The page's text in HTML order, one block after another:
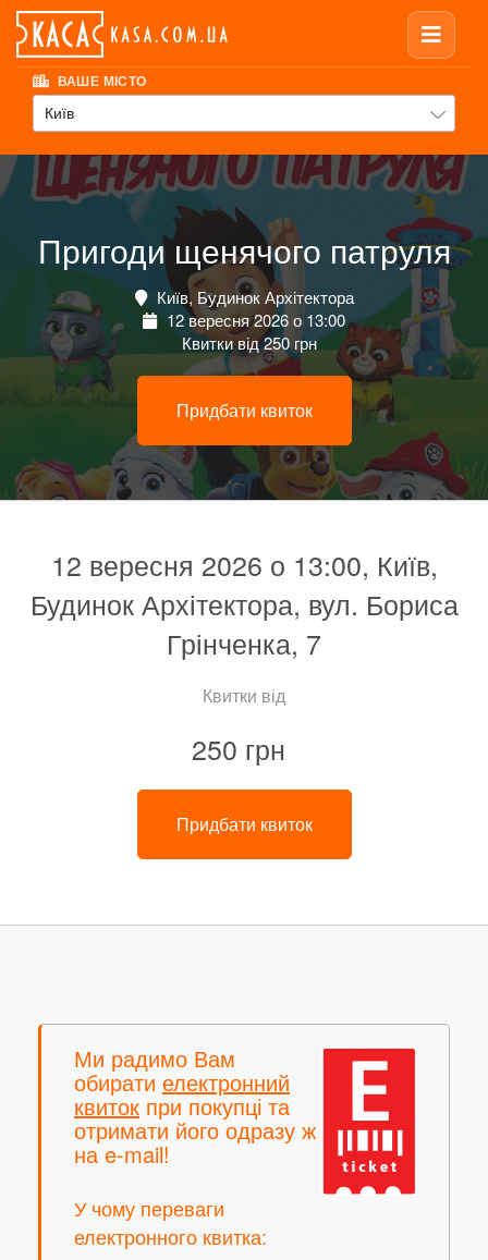
ВАШЕ МІСТО
Київ
Пригоди щенячого патруля
Київ, Будинок Архітектора
12 вересня 2026 о 13:00
Квитки від 250 грн
Придбати квиток
12 вересня 2026 о 13:00, Київ,
Будинок Архітектора, вул. Бориса
Грінченка, 7
Квитки від
250 грн
Придбати квиток
Ми радимо Вам
обирати електронний
квиток при покупці та
отримати його одразу ж
на e-mail!
У чому переваги
електронного квитка: